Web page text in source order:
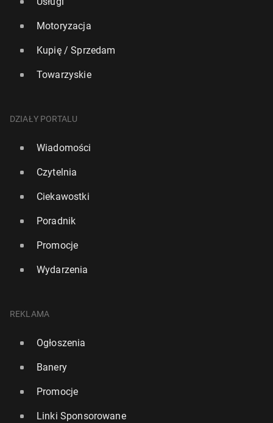
Motoryzacja
Kupię / Sprzedam
Towarzyskie
DZIAŁY PORTALU
Wiadomości
Czytelnia
Ciekawostki
Poradnik
Promocje
Wydarzenia
REKLAMA
Ogłoszenia
Banery
Promocje
Linki Sponsorowane